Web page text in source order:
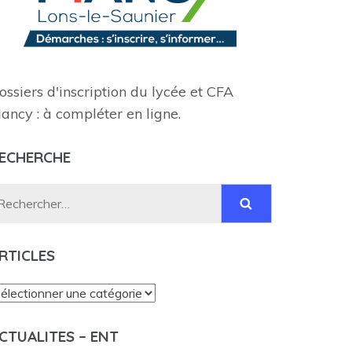
d'inscription du lycée et CFA
: à compléter en ligne.
Rechercher :
– ENT